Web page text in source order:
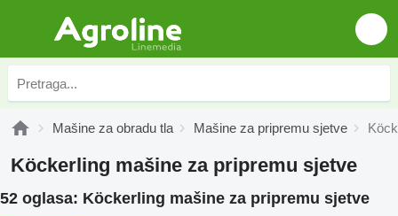
Mašine za obradu tla Mašine za pripremu sjetve
Köckerling mašine za pripremu sjetve
52 oglasa: Köckerling mašine za pripremu sjetve